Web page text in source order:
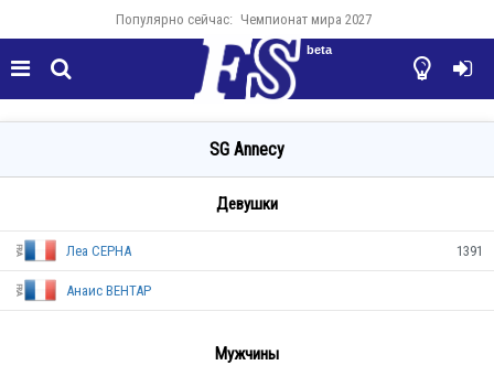
Популярно сейчас: Чемпионат мира 2027
  

beta
SG Annecy
Девушки
Леа СЕРНА 1391
Анаис ВЕНТАР
Мужчины